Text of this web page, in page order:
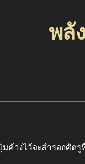
พลั
ค้างไว้จะสำรอกศัต